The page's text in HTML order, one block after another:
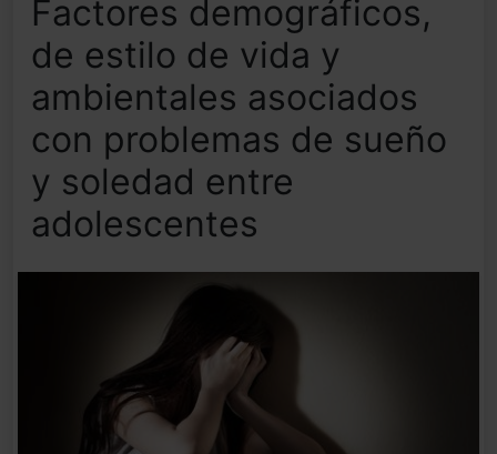
Factores demográficos,
de estilo de vida y
ambientales asociados
con problemas de sueño
y soledad entre
adolescentes